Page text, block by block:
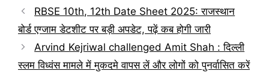
RBSE 10th, 12th Date Sheet 2025: राजस्थान
बोर्ड एग्जाम डेटशीट पर बड़ी अपडेट, पढ़ें कब होगी जारी
Arvind Kejriwal challenged Amit Shah : दिल्ली
स्लम विध्वंस मामले में मुकदमे वापस लें और लोगों को पुनर्वासित करें